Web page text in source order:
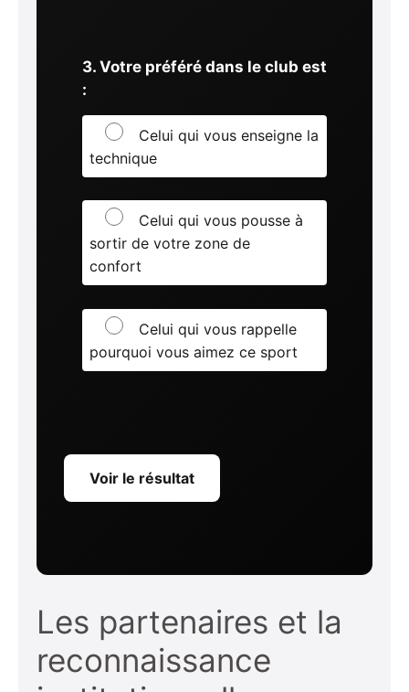
3. Votre préféré dans le club est
:
Celui qui vous enseigne la
technique
Celui qui vous pousse à
sortir de votre zone de
confort
Celui qui vous rappelle
pourquoi vous aimez ce sport
Voir le résultat
Les partenaires et la
reconnaissance